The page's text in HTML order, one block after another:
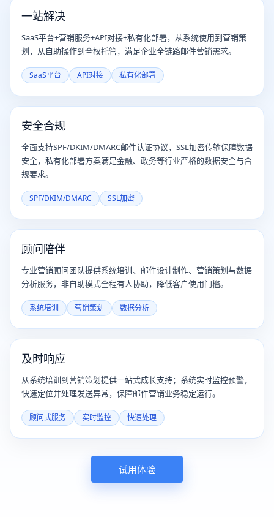
一站解决
SaaS平台+营销服务+API对接+私有化部署，从系统使用到营销策
划，从自助操作到全权托管，满足企业全链路邮件营销需求。
SaaS平台 API对接 私有化部署
安全合规
全面支持SPF/DKIM/DMARC邮件认证协议，SSL加密传输保障数据
安全，私有化部署方案满足金融、政务等行业严格的数据安全与合
规要求。
SPF/DKIM/DMARC SSL加密
顾问陪伴
专业营销顾问团队提供系统培训、邮件设计制作、营销策划与数据
分析服务，非自助模式全程有人协助，降低客户使用门槛。
系统培训 营销策划 数据分析
及时响应
从系统培训到营销策划提供一站式成长支持；系统实时监控预警，
快速定位并处理发送异常，保障邮件营销业务稳定运行。
顾问式服务 实时监控 快速处理
试用体验